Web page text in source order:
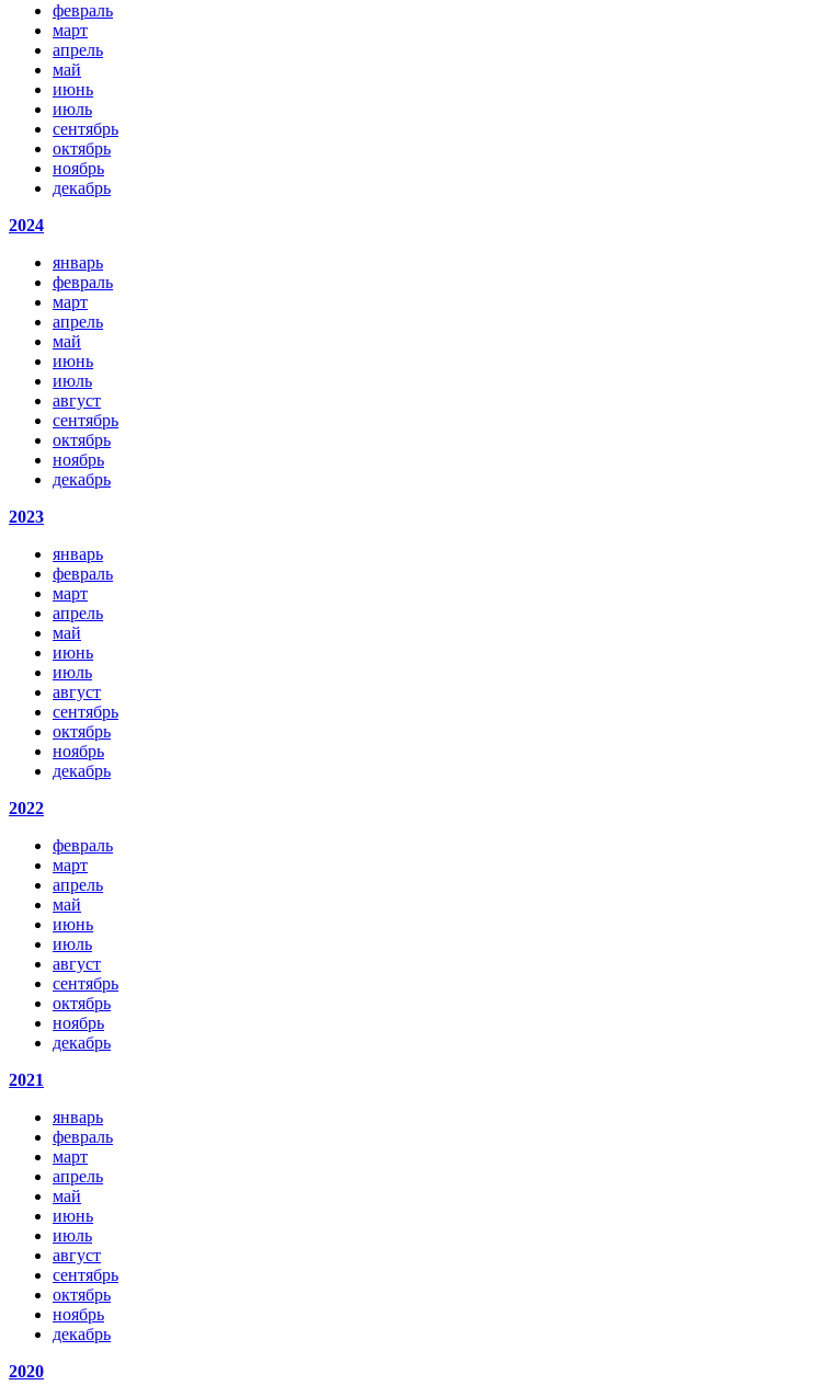
февраль
март
апрель
май
июнь
июль
сентябрь
октябрь
ноябрь
декабрь
2024
январь
февраль
март
апрель
май
июнь
июль
август
сентябрь
октябрь
ноябрь
декабрь
2023
январь
февраль
март
апрель
май
июнь
июль
август
сентябрь
октябрь
ноябрь
декабрь
2022
февраль
март
апрель
май
июнь
июль
август
сентябрь
октябрь
ноябрь
декабрь
2021
январь
февраль
март
апрель
май
июнь
июль
август
сентябрь
октябрь
ноябрь
декабрь
2020